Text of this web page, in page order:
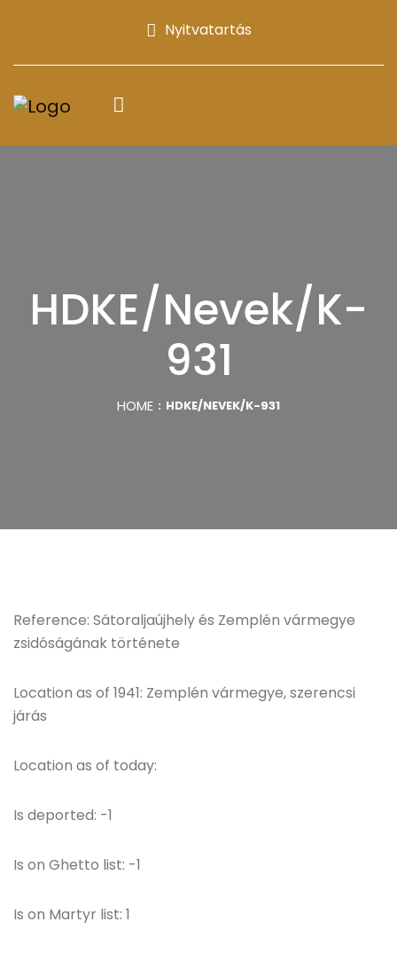
Nyitvatartás
HDKE/Nevek/K-
931
HOME HDKE/NEVEK/K-931
Reference: Sátoraljaújhely és Zemplén vármegye
zsidóságának története
Location as of 1941: Zemplén vármegye, szerencsi
járás
Location as of today:
Is deported: -1
Is on Ghetto list: -1
Is on Martyr list: 1